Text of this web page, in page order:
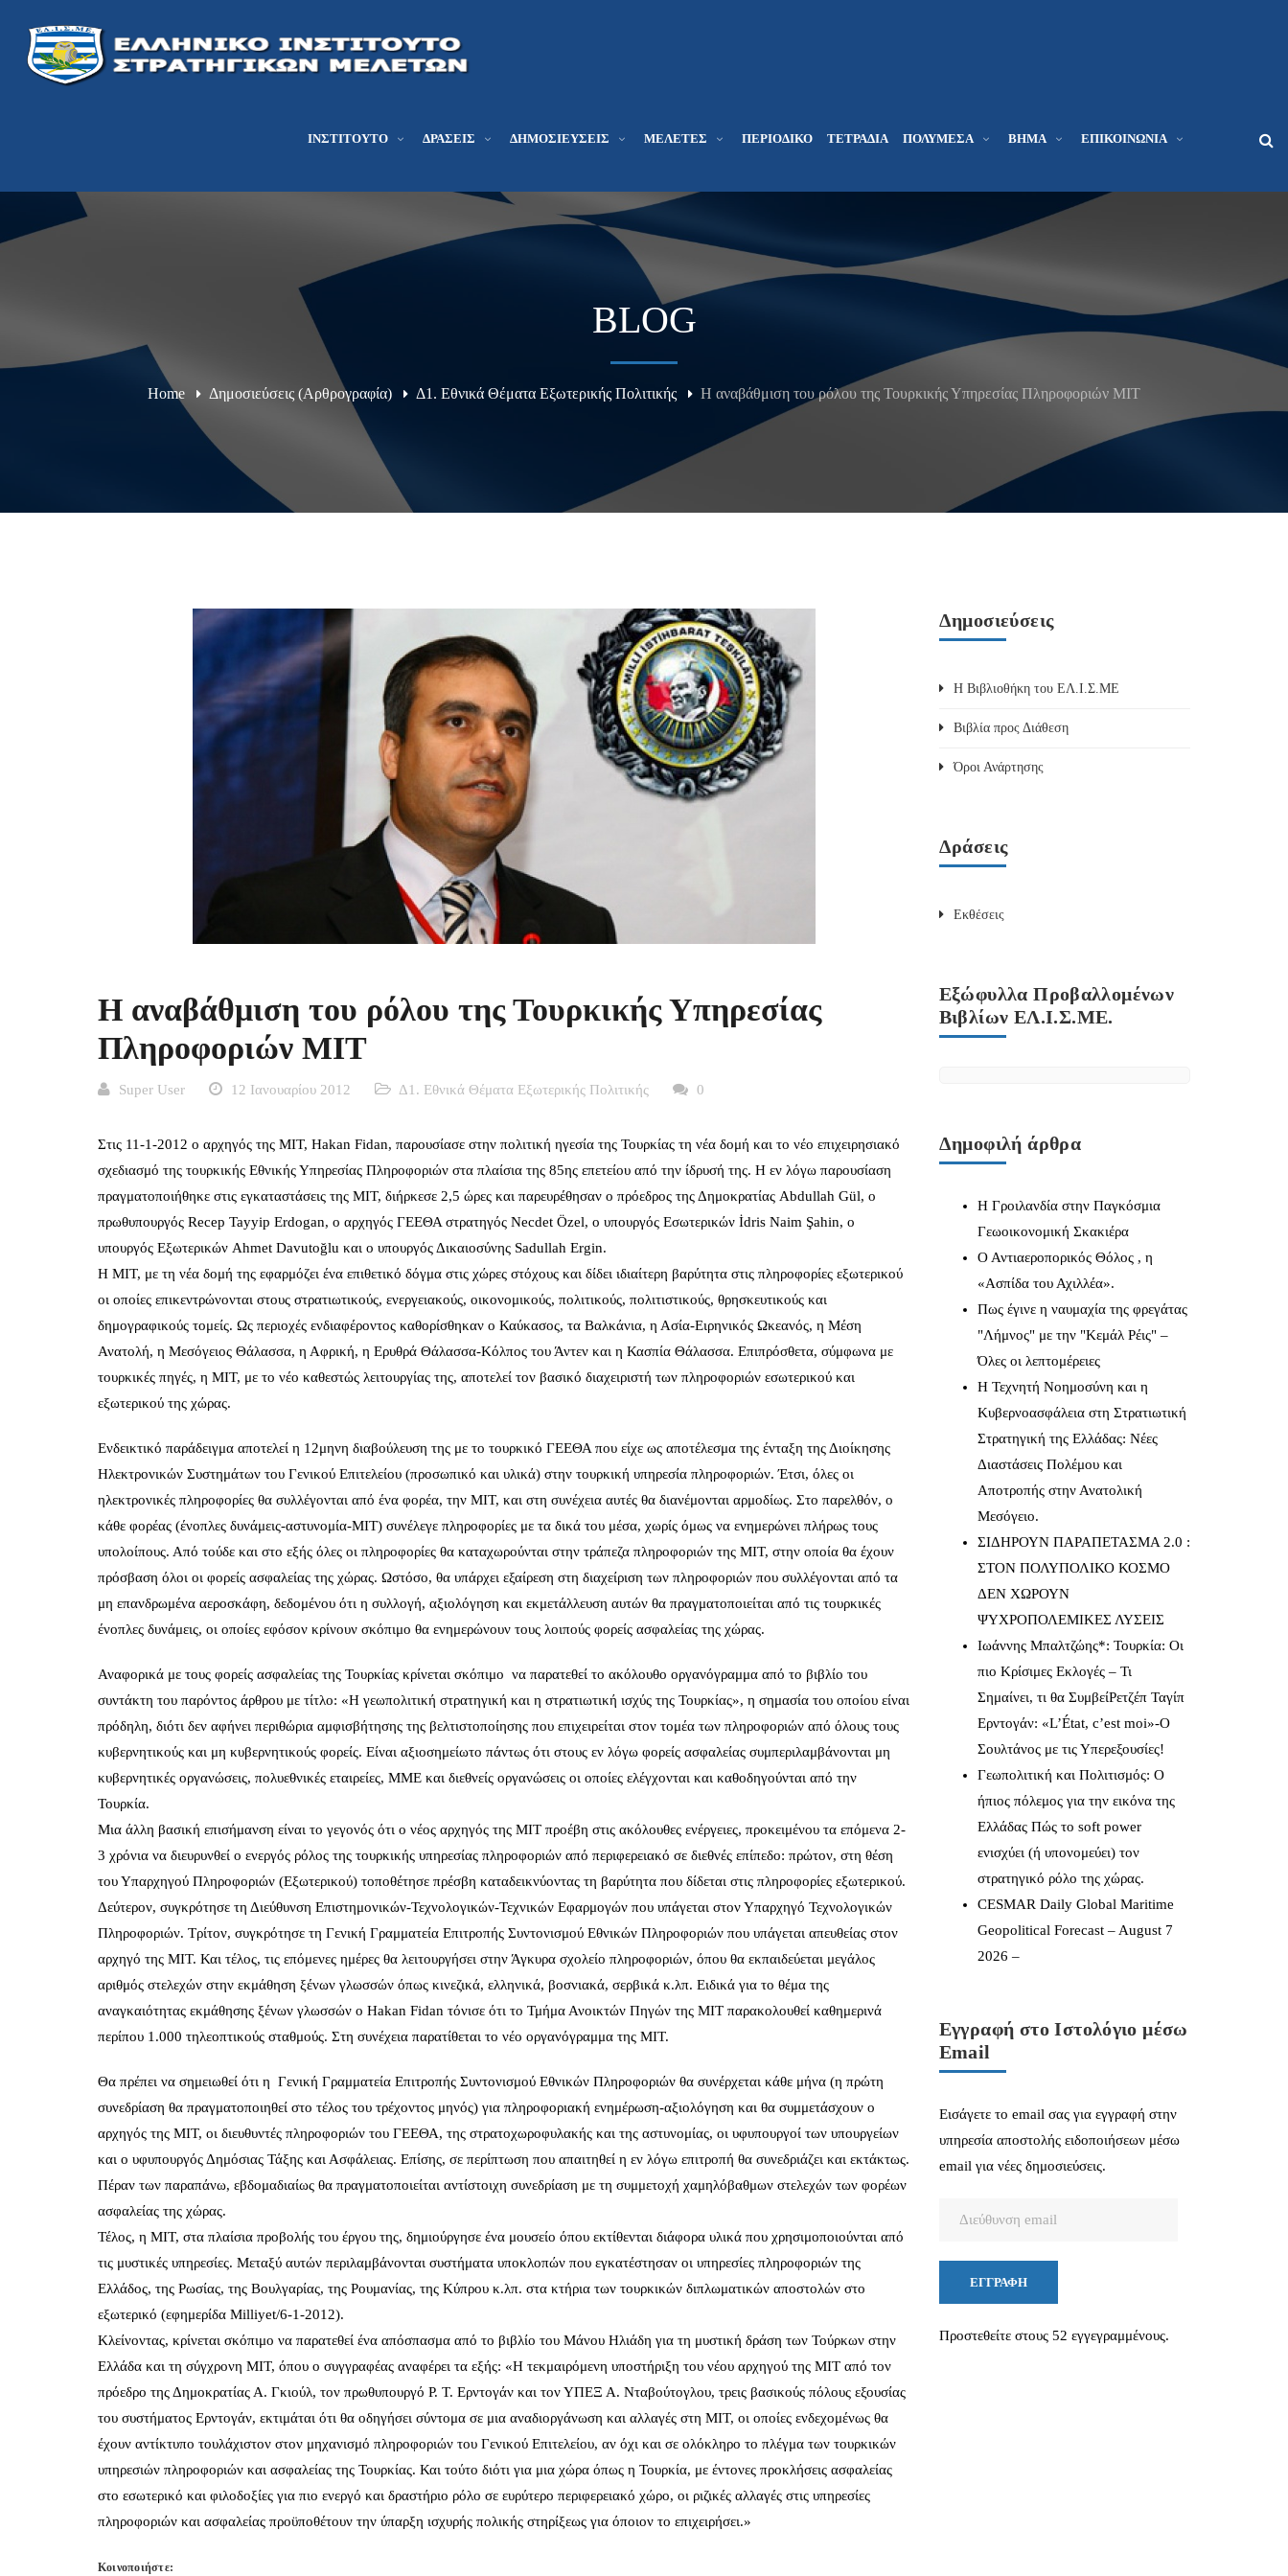
ΙΝΣΤΙΤΟΎΤΟ ΔΡΆΣΕΙΣ ΔΗΜΟΣΙΕΎΣΕΙΣ ΜΕΛΕΤΕΣ ΠΕΡΙΟΔΙΚΌ ΤΕΤΡΆΔΙΑ ΠΟΛΥΜΈΣΑ ΒΉΜΑ ΕΠΙΚΟΙΝΩΝΊΑ
BLOG
Home Δημοσιεύσεις (Αρθρογραφία) Δ1. Εθνικά Θέματα Εξωτερικής Πολιτικής Η αναβάθμιση του ρόλου της Τουρκικής Υπηρεσίας Πληροφοριών ΜΙΤ
Η αναβάθμιση του ρόλου της Τουρκικής Υπηρεσίας
Πληροφοριών ΜΙΤ
Super User 12 Ιανουαρίου 2012 Δ1. Εθνικά Θέματα Εξωτερικής Πολιτικής 0
Στις 11-1-2012 ο αρχηγός της ΜΙΤ, Hakan Fidan, παρουσίασε στην πολιτική ηγεσία της Τουρκίας τη νέα δομή και το νέο επιχειρησιακό
σχεδιασμό της τουρκικής Εθνικής Υπηρεσίας Πληροφοριών στα πλαίσια της 85ης επετείου από την ίδρυσή της. Η εν λόγω παρουσίαση
πραγματοποιήθηκε στις εγκαταστάσεις της ΜΙΤ, διήρκεσε 2,5 ώρες και παρευρέθησαν ο πρόεδρος της Δημοκρατίας Abdullah Gül, ο
πρωθυπουργός Recep Tayyip Erdogan, o αρχηγός ΓΕΕΘΑ στρατηγός Necdet Özel, ο υπουργός Εσωτερικών İdris Naim Şahin, ο
υπουργός Εξωτερικών Ahmet Davutoğlu και ο υπουργός Δικαιοσύνης Sadullah Ergin.
Η ΜΙΤ, με τη νέα δομή της εφαρμόζει ένα επιθετικό δόγμα στις χώρες στόχους και δίδει ιδιαίτερη βαρύτητα στις πληροφορίες εξωτερικού
οι οποίες επικεντρώνονται στους στρατιωτικούς, ενεργειακούς, οικονομικούς, πολιτικούς, πολιτιστικούς, θρησκευτικούς και
δημογραφικούς τομείς. Ως περιοχές ενδιαφέροντος καθορίσθηκαν ο Καύκασος, τα Βαλκάνια, η Ασία-Ειρηνικός Ωκεανός, η Μέση
Ανατολή, η Μεσόγειος Θάλασσα, η Αφρική, η Ερυθρά Θάλασσα-Κόλπος του Άντεν και η Κασπία Θάλασσα. Επιπρόσθετα, σύμφωνα με
τουρκικές πηγές, η ΜΙΤ, με το νέο καθεστώς λειτουργίας της, αποτελεί τον βασικό διαχειριστή των πληροφοριών εσωτερικού και
εξωτερικού της χώρας.
Ενδεικτικό παράδειγμα αποτελεί η 12μηνη διαβούλευση της με το τουρκικό ΓΕΕΘΑ που είχε ως αποτέλεσμα της ένταξη της Διοίκησης
Ηλεκτρονικών Συστημάτων του Γενικού Επιτελείου (προσωπικό και υλικά) στην τουρκική υπηρεσία πληροφοριών. Έτσι, όλες οι
ηλεκτρονικές πληροφορίες θα συλλέγονται από ένα φορέα, την ΜΙΤ, και στη συνέχεια αυτές θα διανέμονται αρμοδίως. Στο παρελθόν, ο
κάθε φορέας (ένοπλες δυνάμεις-αστυνομία-ΜΙΤ) συνέλεγε πληροφορίες με τα δικά του μέσα, χωρίς όμως να ενημερώνει πλήρως τους
υπολοίπους. Από τούδε και στο εξής όλες οι πληροφορίες θα καταχωρούνται στην τράπεζα πληροφοριών της ΜΙΤ, στην οποία θα έχουν
πρόσβαση όλοι οι φορείς ασφαλείας της χώρας. Ωστόσο, θα υπάρχει εξαίρεση στη διαχείριση των πληροφοριών που συλλέγονται από τα
μη επανδρωμένα αεροσκάφη, δεδομένου ότι η συλλογή, αξιολόγηση και εκμετάλλευση αυτών θα πραγματοποιείται από τις τουρκικές
ένοπλες δυνάμεις, οι οποίες εφόσον κρίνουν σκόπιμο θα ενημερώνουν τους λοιπούς φορείς ασφαλείας της χώρας.
Αναφορικά με τους φορείς ασφαλείας της Τουρκίας κρίνεται σκόπιμο να παρατεθεί το ακόλουθο οργανόγραμμα από το βιβλίο του
συντάκτη του παρόντος άρθρου με τίτλο: «Η γεωπολιτική στρατηγική και η στρατιωτική ισχύς της Τουρκίας», η σημασία του οποίου είναι
πρόδηλη, διότι δεν αφήνει περιθώρια αμφισβήτησης της βελτιστοποίησης που επιχειρείται στον τομέα των πληροφοριών από όλους τους
κυβερνητικούς και μη κυβερνητικούς φορείς. Είναι αξιοσημείωτο πάντως ότι στους εν λόγω φορείς ασφαλείας συμπεριλαμβάνονται μη
κυβερνητικές οργανώσεις, πολυεθνικές εταιρείες, ΜΜΕ και διεθνείς οργανώσεις οι οποίες ελέγχονται και καθοδηγούνται από την
Τουρκία.
Μια άλλη βασική επισήμανση είναι το γεγονός ότι ο νέος αρχηγός της ΜΙΤ προέβη στις ακόλουθες ενέργειες, προκειμένου τα επόμενα 2-
3 χρόνια να διευρυνθεί ο ενεργός ρόλος της τουρκικής υπηρεσίας πληροφοριών από περιφερειακό σε διεθνές επίπεδο: πρώτον, στη θέση
του Υπαρχηγού Πληροφοριών (Εξωτερικού) τοποθέτησε πρέσβη καταδεικνύοντας τη βαρύτητα που δίδεται στις πληροφορίες εξωτερικού.
Δεύτερον, συγκρότησε τη Διεύθυνση Επιστημονικών-Τεχνολογικών-Τεχνικών Εφαρμογών που υπάγεται στον Υπαρχηγό Τεχνολογικών
Πληροφοριών. Τρίτον, συγκρότησε τη Γενική Γραμματεία Επιτροπής Συντονισμού Εθνικών Πληροφοριών που υπάγεται απευθείας στον
αρχηγό της ΜΙΤ. Και τέλος, τις επόμενες ημέρες θα λειτουργήσει στην Άγκυρα σχολείο πληροφοριών, όπου θα εκπαιδεύεται μεγάλος
αριθμός στελεχών στην εκμάθηση ξένων γλωσσών όπως κινεζικά, ελληνικά, βοσνιακά, σερβικά κ.λπ. Ειδικά για το θέμα της
αναγκαιότητας εκμάθησης ξένων γλωσσών ο Hakan Fidan τόνισε ότι το Τμήμα Ανοικτών Πηγών της ΜΙΤ παρακολουθεί καθημερινά
περίπου 1.000 τηλεοπτικούς σταθμούς. Στη συνέχεια παρατίθεται το νέο οργανόγραμμα της ΜΙΤ.
Θα πρέπει να σημειωθεί ότι η Γενική Γραμματεία Επιτροπής Συντονισμού Εθνικών Πληροφοριών θα συνέρχεται κάθε μήνα (η πρώτη
συνεδρίαση θα πραγματοποιηθεί στο τέλος του τρέχοντος μηνός) για πληροφοριακή ενημέρωση-αξιολόγηση και θα συμμετάσχουν ο
αρχηγός της ΜΙΤ, οι διευθυντές πληροφοριών του ΓΕΕΘΑ, της στρατοχωροφυλακής και της αστυνομίας, οι υφυπουργοί των υπουργείων
και ο υφυπουργός Δημόσιας Τάξης και Ασφάλειας. Επίσης, σε περίπτωση που απαιτηθεί η εν λόγω επιτροπή θα συνεδριάζει και εκτάκτως.
Πέραν των παραπάνω, εβδομαδιαίως θα πραγματοποιείται αντίστοιχη συνεδρίαση με τη συμμετοχή χαμηλόβαθμων στελεχών των φορέων
ασφαλείας της χώρας.
Τέλος, η ΜΙΤ, στα πλαίσια προβολής του έργου της, δημιούργησε ένα μουσείο όπου εκτίθενται διάφορα υλικά που χρησιμοποιούνται από
τις μυστικές υπηρεσίες. Μεταξύ αυτών περιλαμβάνονται συστήματα υποκλοπών που εγκατέστησαν οι υπηρεσίες πληροφοριών της
Ελλάδος, της Ρωσίας, της Βουλγαρίας, της Ρουμανίας, της Κύπρου κ.λπ. στα κτήρια των τουρκικών διπλωματικών αποστολών στο
εξωτερικό (εφημερίδα Milliyet/6-1-2012).
Κλείνοντας, κρίνεται σκόπιμο να παρατεθεί ένα απόσπασμα από το βιβλίο του Μάνου Ηλιάδη για τη μυστική δράση των Τούρκων στην
Ελλάδα και τη σύγχρονη ΜΙΤ, όπου ο συγγραφέας αναφέρει τα εξής: «Η τεκμαιρόμενη υποστήριξη του νέου αρχηγού της ΜΙΤ από τον
πρόεδρο της Δημοκρατίας Α. Γκιούλ, τον πρωθυπουργό Ρ. Τ. Ερντογάν και τον ΥΠΕΞ Α. Νταβούτογλου, τρεις βασικούς πόλους εξουσίας
του συστήματος Ερντογάν, εκτιμάται ότι θα οδηγήσει σύντομα σε μια αναδιοργάνωση και αλλαγές στη ΜΙΤ, οι οποίες ενδεχομένως θα
έχουν αντίκτυπο τουλάχιστον στον μηχανισμό πληροφοριών του Γενικού Επιτελείου, αν όχι και σε ολόκληρο το πλέγμα των τουρκικών
υπηρεσιών πληροφοριών και ασφαλείας της Τουρκίας. Και τούτο διότι για μια χώρα όπως η Τουρκία, με έντονες προκλήσεις ασφαλείας
στο εσωτερικό και φιλοδοξίες για πιο ενεργό και δραστήριο ρόλο σε ευρύτερο περιφερειακό χώρο, οι ριζικές αλλαγές στις υπηρεσίες
πληροφοριών και ασφαλείας προϋποθέτουν την ύπαρξη ισχυρής πολικής στηρίξεως για όποιον το επιχειρήσει.»
Κοινοποιήστε:
Δημοσιεύσεις
Η Βιβλιοθήκη του ΕΛ.Ι.Σ.ΜΕ
Βιβλία προς Διάθεση
Όροι Ανάρτησης
Δράσεις
Εκθέσεις
Εξώφυλλα Προβαλλομένων
Βιβλίων ΕΛ.Ι.Σ.ΜΕ.
Δημοφιλή άρθρα
Η Γροιλανδία στην Παγκόσμια
Γεωοικονομική Σκακιέρα
Ο Αντιαεροπορικός Θόλος , η
«Ασπίδα του Αχιλλέα».
Πως έγινε η ναυμαχία της φρεγάτας
"Λήμνος" με την "Κεμάλ Ρέις" –
Όλες οι λεπτομέρειες
Η Τεχνητή Νοημοσύνη και η
Κυβερνοασφάλεια στη Στρατιωτική
Στρατηγική της Ελλάδας: Νέες
Διαστάσεις Πολέμου και
Αποτροπής στην Ανατολική
Μεσόγειο.
ΣΙΔΗΡΟΥΝ ΠΑΡΑΠΕΤΑΣΜΑ 2.0 :
ΣΤΟΝ ΠΟΛΥΠΟΛΙΚΟ ΚΟΣΜΟ
ΔΕΝ ΧΩΡΟΥΝ
ΨΥΧΡΟΠΟΛΕΜΙΚΕΣ ΛΥΣΕΙΣ
Ιωάννης Μπαλτζώης*: Τουρκία: Οι
πιο Κρίσιμες Εκλογές – Τι
Σημαίνει, τι θα ΣυμβείΡετζέπ Ταγίπ
Ερντογάν: «L’État, c’est moi»-Ο
Σουλτάνος με τις Υπερεξουσίες!
Γεωπολιτική και Πολιτισμός: Ο
ήπιος πόλεμος για την εικόνα της
Ελλάδας Πώς το soft power
ενισχύει (ή υπονομεύει) τον
στρατηγικό ρόλο της χώρας.
CESMAR Daily Global Maritime
Geopolitical Forecast – August 7
2026 –
Εγγραφή στο Ιστολόγιο μέσω
Email
Εισάγετε το email σας για εγγραφή στην
υπηρεσία αποστολής ειδοποιήσεων μέσω
email για νέες δημοσιεύσεις.
ΕΓΓΡΑΦΉ
Προστεθείτε στους 52 εγγεγραμμένους.